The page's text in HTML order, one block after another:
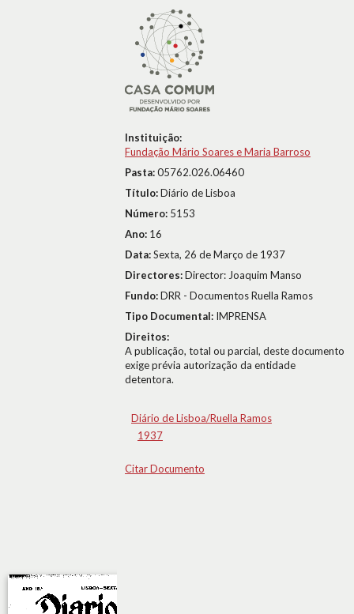
Instituição:
Fundação Mário Soares e Maria Barroso
Pasta:05762.026.06460
Título:Diário de Lisboa
Número: 5153
Ano: 16
Data:Sexta, 26 de Março de 1937
Directores:Director: Joaquim Manso
Fundo:DRR - Documentos Ruella Ramos
Tipo Documental: IMPRENSA
Direitos:
A publicação, total ou parcial, deste documento
exige prévia autorização da entidade
detentora.
Diário de Lisboa/Ruella Ramos
1937
Citar Documento